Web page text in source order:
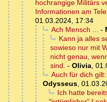
hochrangige Militärs
Informationen am
01.03.2024, 17:34
Ach Mensch ... -
Kann ja alles
sowieso nur mit
nicht genau,
sind. - Olivia,
Auch für dich
Odysseus,
Ich hatte